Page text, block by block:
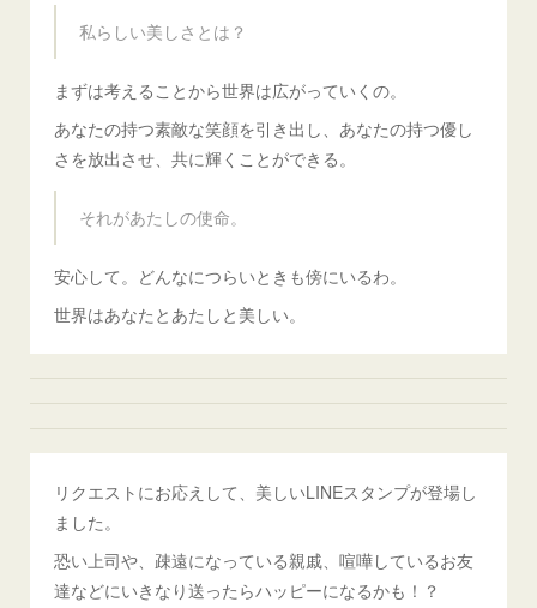
私らしい美しさとは？
まずは考えることから世界は広がっていくの。
あなたの持つ素敵な笑顔を引き出し、あなたの持つ優し
さを放出させ、共に輝くことができる。
それがあたしの使命。
安心して。どんなにつらいときも傍にいるわ。
世界はあなたとあたしと美しい。
リクエストにお応えして、美しいLINEスタンプが登場し
ました。
恐い上司や、疎遠になっている親戚、喧嘩しているお友
達などにいきなり送ったらハッピーになるかも！？